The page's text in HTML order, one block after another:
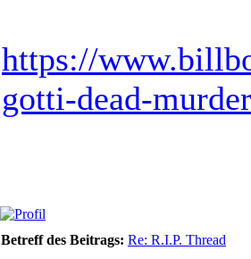
https://
gotti-dead-
Betreff des Beitrags: Re: R.I.P. Thread